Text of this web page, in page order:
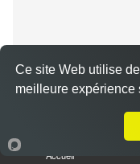
Base crème
reblochon,
Accueil
Ce site Web utilise
meilleure expérience